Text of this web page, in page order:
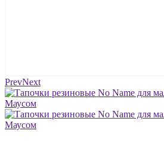
PrevNext